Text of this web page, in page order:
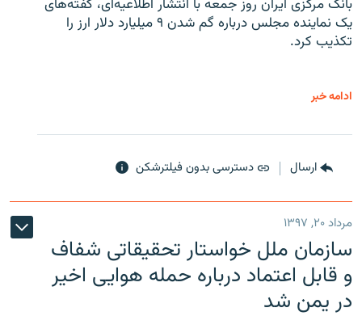
بانک مرکزی ایران روز جمعه با انتشار اطلاعیه‌ای، گفته‌های
یک نماینده مجلس درباره گم شدن ۹ میلیارد دلار ارز را
تکذیب کرد.
ادامه خبر
ارسال دسترسی بدون فیلترشکن
مرداد ۲۰, ۱۳۹۷
سازمان ملل خواستار تحقیقاتی شفاف
و قابل اعتماد درباره حمله هوایی اخیر
در یمن شد